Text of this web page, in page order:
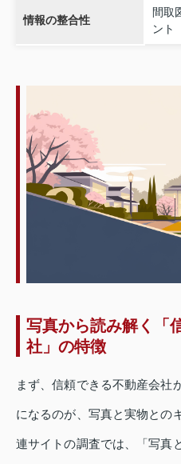
情報の整合性
間取
ント
写真から読み解く「
社」の特徴
まず、信頼できる不動産会社
になるのが、写真と実物との
連サイトの調査では、「写真